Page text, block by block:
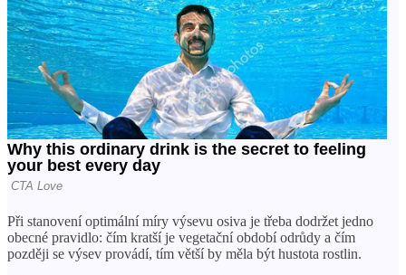
Při stanovení optimální míry výsevu osiva je třeba dodržet jedno
obecné pravidlo: čím kratší je vegetační období odrůdy a čím
později se výsev provádí, tím větší by měla být hustota rostlin.